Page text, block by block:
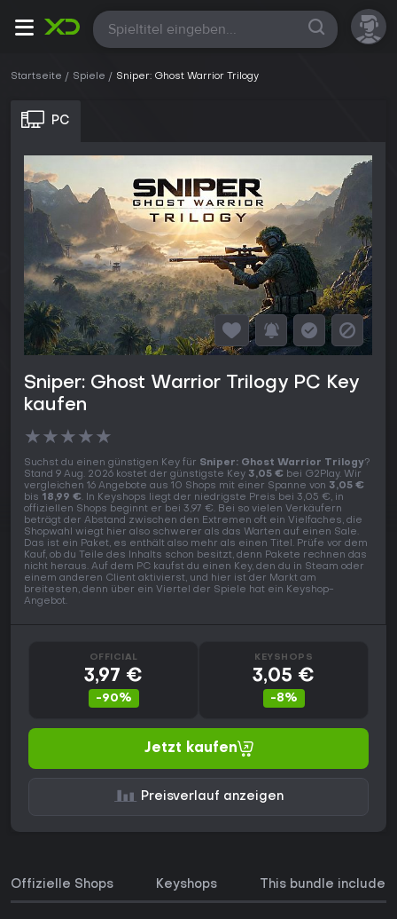
Alle
Startseite Spiele Sniper: Ghost Warrior Trilogy
PC
Sniper: Ghost Warrior Trilogy PC Key
kaufen
★★★★★
Suchst du einen günstigen Key für Sniper: Ghost Warrior Trilogy?
Stand 9 Aug. 2026 kostet der günstigste Key 3,05 € bei G2Play. Wir
vergleichen 16 Angebote aus 10 Shops mit einer Spanne von 3,05 €
bis 18,99 €. In Keyshops liegt der niedrigste Preis bei 3,05 €, in
offiziellen Shops beginnt er bei 3,97 €. Bei so vielen Verkäufern
beträgt der Abstand zwischen den Extremen oft ein Vielfaches, die
Shopwahl wiegt hier also schwerer als das Warten auf einen Sale.
Das ist ein Paket, es enthält also mehr als einen Titel. Prüfe vor dem
Kauf, ob du Teile des Inhalts schon besitzt, denn Pakete rechnen das
nicht heraus. Auf dem PC kaufst du einen Key, den du in Steam oder
einem anderen Client aktivierst, und hier ist der Markt am
breitesten, denn über ein Viertel der Spiele hat ein Keyshop-
Angebot.
OFFICIAL
3,97 €
-90%
KEYSHOPS
3,05 €
-8%
Jetzt kaufen
Preisverlauf anzeigen
Offizielle Shops Keyshops This bundle includes